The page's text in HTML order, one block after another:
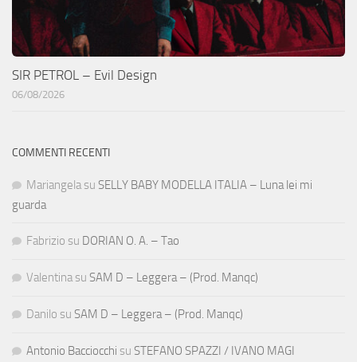
SIR PETROL – Evil Design
06/08/2026
COMMENTI RECENTI
Mariangela su SELLY BABY MODELLA ITALIA – Luna lei mi
guarda
Fabrizio su DORIAN O. A. – Tao
Valentina su SAM D – Leggera – (Prod. Manqc)
Danilo su SAM D – Leggera – (Prod. Manqc)
Antonio Bacciocchi su STEFANO SPAZZI / IVANO MAGI